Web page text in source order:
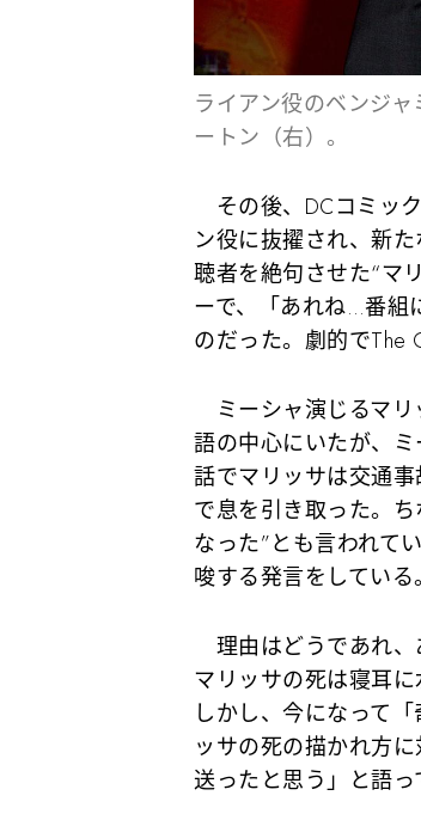
ライアン役のベンジ
ートン（右）。
その後、DCコミッ
ン役に抜擢され、新
聴者を絶句させた“マ
ーで、
「あれね…番
のだった。劇的でThe
ミーシャ演じるマリ
語の中心にいたが、
話でマリッサは交通
で息を引き取った。
なった”とも言われて
唆する発言をしている。
理由はどうであれ、
マリッサの死は寝耳
しかし、今になって
ッサの死の描かれ方
送ったと思う」と語っ